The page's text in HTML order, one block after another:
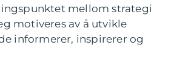
mellom strategi
motiveres av å utvikle
informerer, inspirerer og